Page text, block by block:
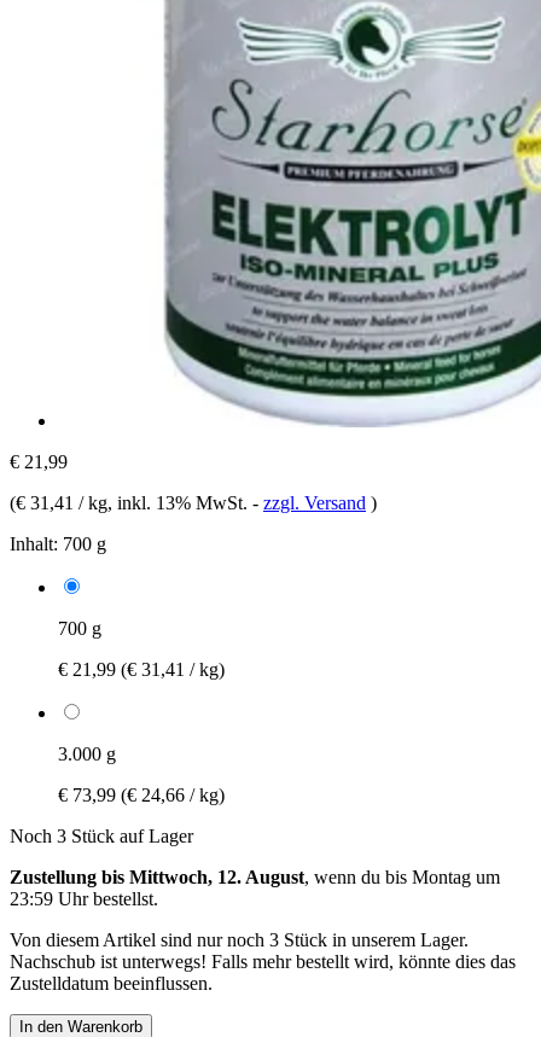
€ 21,99
(€ 31,41 / kg, inkl. 13% MwSt. - zzgl. Versand )
Inhalt: 700 g
700 g
€ 21,99 (€ 31,41 / kg)
3.000 g
€ 73,99 (€ 24,66 / kg)
Noch 3 Stück auf Lager
Zustellung bis Mittwoch, 12. August, wenn du bis Montag um
23:59 Uhrbestellst.
Von diesem Artikel sind nur noch 3 Stück in unserem Lager.
Nachschub ist unterwegs! Falls mehr bestellt wird, könnte dies das
Zustelldatum beeinflussen.
In den Warenkorb